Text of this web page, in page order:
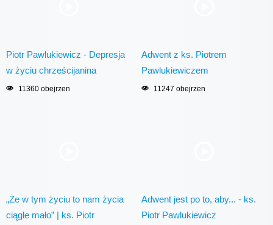
Piotr Pawlukiewicz - Depresja
w życiu chrześcijanina
11360 obejrzen
Adwent z ks. Piotrem
Pawlukiewiczem
11247 obejrzen
„Że w tym życiu to nam życia
ciągle mało” | ks. Piotr
Adwent jest po to, aby... - ks.
Piotr Pawlukiewicz